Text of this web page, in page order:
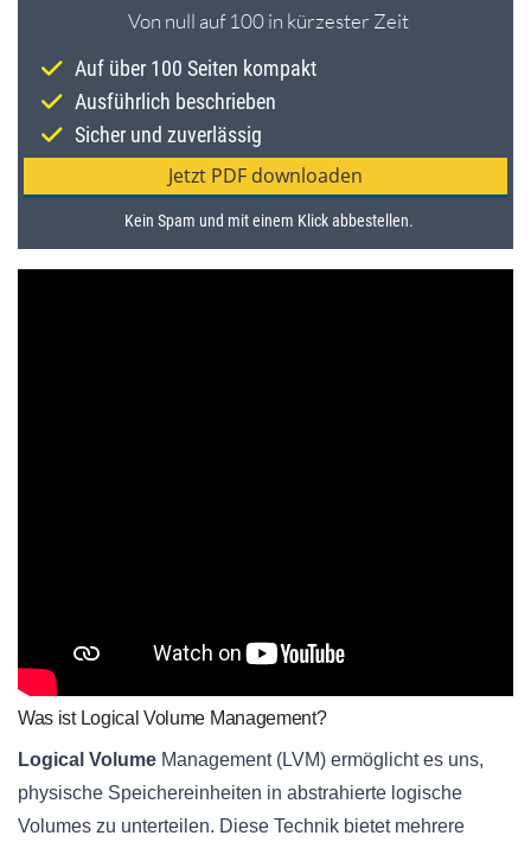
Was ist Logical Volume Management?
Logical Volume Management (LVM) ermöglicht es uns,
physische Speichereinheiten in abstrahierte logische
Volumes zu unterteilen. Diese Technik bietet mehrere